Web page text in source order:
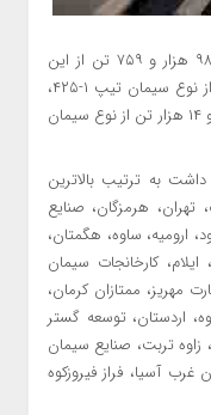
به نقل از «کالاخبر»؛ ۹۸۶ هزار و ۷۵۹ تن از این
عرضه ها از نوع تیپ ۲، ۶۶ هزار و ۵۰۰ تن از نوع سیمان تیپ ۱-۴۲۵،
۲۷ هزار و ۵۰۰ تن از نوع سیمان تیپ ۱-۳۲۵ و ۱۴ هزار تن از نوع سیمان
به ترتیب بالاترین
هرمزگان، صنایع
ارومیه، ساوه، هگمتان،
ایلام، کارخانجات سیمان
مهریز، ممتازان کرمان،
اردستان، توسعه گستر
زاوه تربت، صنایع سیمان
آسیا، فراز فیروزکوه